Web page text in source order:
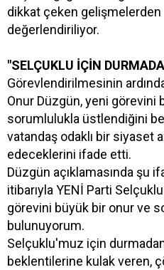
dikkat çeken gelişmelerden
değerlendiriliyor.
"SELÇUKLU İÇİN
Görevlendirilmesinin
Onur Düzgün, yeni görevini
sorumlulukla üstlendiğini
vatandaş odaklı bir siyaset
edeceklerini ifade etti.
Düzgün açıklamasında şu
itibarıyla YENİ Parti
görevini büyük bir onur ve
bulunuyorum.
Selçuklu'muz için
beklentilerine kulak veren,